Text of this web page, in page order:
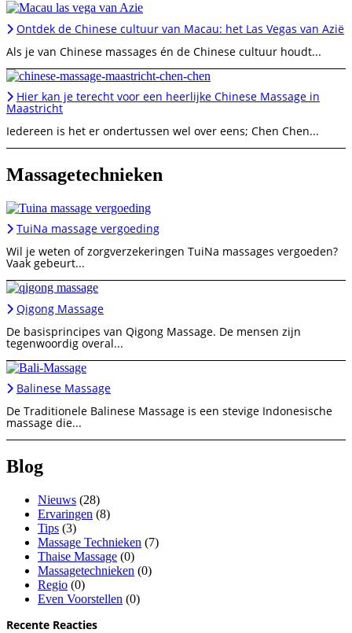
Ontdek de Chinese cultuur van Macau: het Las Vegas van Azië
Als je van Chinese massages én de Chinese cultuur houdt...
Hier kan je terecht voor een heerlijke Chinese Massage in
Maastricht
Iedereen is het er ondertussen wel over eens; Chen Chen...
Massagetechnieken
TuiNa massage vergoeding
Wil je weten of zorgverzekeringen TuiNa massages vergoeden?
Vaak gebeurt...
Qigong Massage
De basisprincipes van Qigong Massage. De mensen zijn
tegenwoordig overal...
Balinese Massage
De Traditionele Balinese Massage is een stevige Indonesische
massage die...
Blog
Nieuws (28)
Ervaringen (8)
Tips (3)
Massage Technieken (7)
Thaise Massage (0)
Massagetechnieken (0)
Regio (0)
Even Voorstellen (0)
Recente Reacties